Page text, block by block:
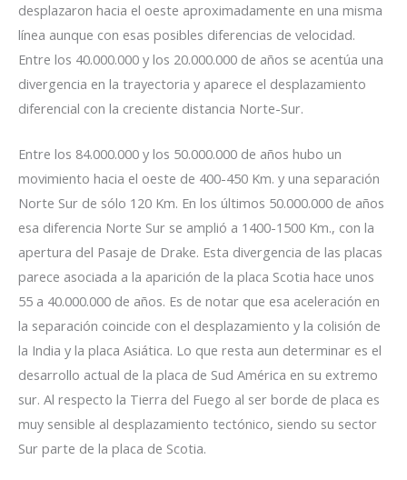
desplazaron hacia el oeste aproximadamente en una misma
línea aunque con esas posibles diferencias de velocidad.
Entre los 40.000.000 y los 20.000.000 de años se acentúa una
divergencia en la trayectoria y aparece el desplazamiento
diferencial con la creciente distancia Norte-Sur.
Entre los 84.000.000 y los 50.000.000 de años hubo un
movimiento hacia el oeste de 400-450 Km. y una separación
Norte Sur de sólo 120 Km. En los últimos 50.000.000 de años
esa diferencia Norte Sur se amplió a 1400-1500 Km., con la
apertura del Pasaje de Drake. Esta divergencia de las placas
parece asociada a la aparición de la placa Scotia hace unos
55 a 40.000.000 de años. Es de notar que esa aceleración en
la separación coincide con el desplazamiento y la colisión de
la India y la placa Asiática. Lo que resta aun determinar es el
desarrollo actual de la placa de Sud América en su extremo
sur. Al respecto la Tierra del Fuego al ser borde de placa es
muy sensible al desplazamiento tectónico, siendo su sector
Sur parte de la placa de Scotia.